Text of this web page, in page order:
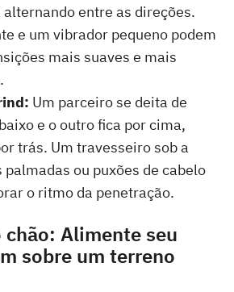
entre as direções.
e um vibrador pequeno podem
mais suaves e mais
Um parceiro se deita de
e o outro fica por cima,
trás. Um travesseiro sob a
palmadas ou puxões de cabelo
o ritmo da penetração.
chão: Alimente seu
sobre um terreno